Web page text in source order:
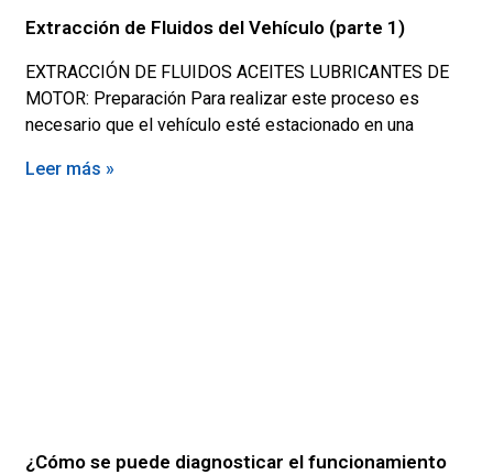
Extracción de Fluidos del Vehículo (parte 1)
EXTRACCIÓN DE FLUIDOS ACEITES LUBRICANTES DE
MOTOR: Preparación Para realizar este proceso es
necesario que el vehículo esté estacionado en una
Leer más »
¿Cómo se puede diagnosticar el funcionamiento